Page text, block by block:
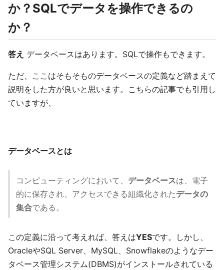
か？SQLでデータを操作できるの
か？
答え データベースはあります。SQLで操作もできます。
ただ、ここはそもそものデータベースの定義など踏まえて
説明をした方が良いと思います。こちらの記事でも引用し
ていますが、
データベースとは
コンピューティングにおいて、 データベースは、電子
的に保存され、アクセスできる組織化されたデータの
集合である。
この定義に沿って考えれば、答えはYESです。しかし、
OracleやSQL Server、MySQL、Snowflakeのようなデー
タベース管理システム(DBMS)がインストールされている